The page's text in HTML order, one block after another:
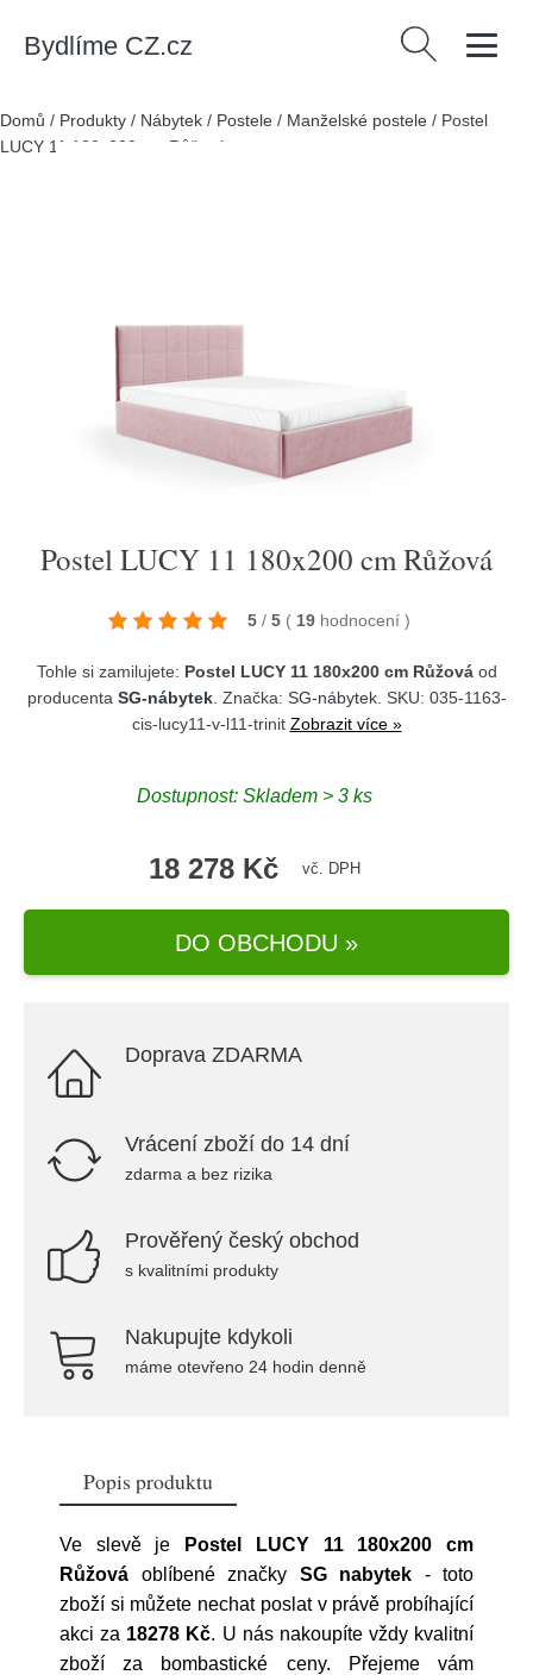
Bydlíme CZ.cz Vyhledávání
Domů / Produkty / Nábytek / Postele / Manželské postele / Postel
LUCY 11 180x200 cm Růžová
Postel LUCY 11 180x200 cm Růžová
5 / 5 ( 19 hodnocení )
Tohle si zamilujete: Postel LUCY 11 180x200 cm Růžováod
producenta SG-nábytek. Značka: SG-nábytek. SKU: 035-1163-
cis-lucy11-v-l11-trinit Zobrazit více »
Dostupnost: Skladem > 3 ks
18 278 Kč vč. DPH
DO OBCHODU »
Doprava ZDARMA
Vrácení zboží do 14 dní
zdarma a bez rizika
Prověřený český obchod
s kvalitními produkty
Nakupujte kdykoli
máme otevřeno 24 hodin denně
Popis produktu
Ve slevě je
Postel LUCY 11 180x200 cm
Růžová oblíbené značky SG nabytek - toto
zboží si můžete nechat poslat v právě probíhající
akci za 18278 Kč. U nás nakoupíte vždy kvalitní
zboží za bombastické ceny. Přejeme vám